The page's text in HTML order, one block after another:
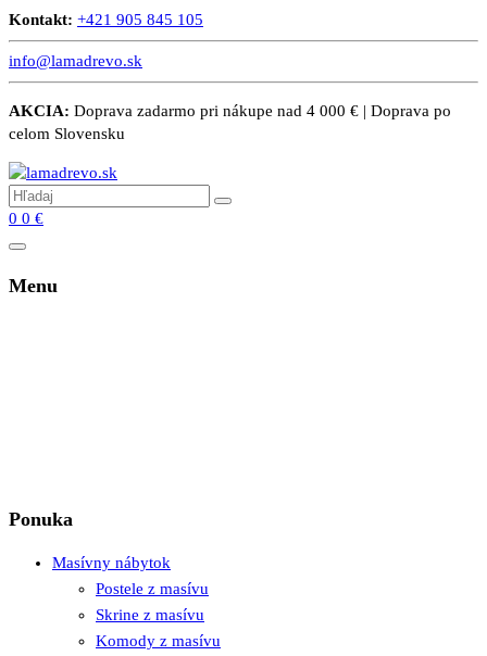
Kontakt: +421 905 845 105
info@lamadrevo.sk
AKCIA: Doprava zadarmo pri nákupe nad 4 000 € | Doprava po
celom Slovensku
0 0 €
Menu
Ponuka
Masívny nábytok
Postele z masívu
Skrine z masívu
Komody z masívu